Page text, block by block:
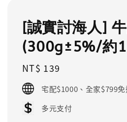
[誠實討海人]
(300g±5%/約
Regular
price
NT$ 139
宅配$1000、全家$799免
多元支付